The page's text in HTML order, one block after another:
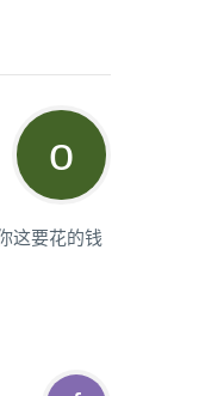
这要花的钱